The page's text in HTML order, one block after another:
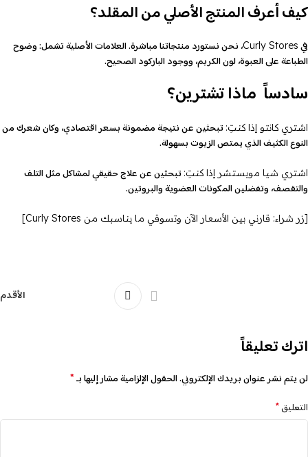
كيف أعرف المنتج الأصلي من المقلد؟
في Curly Stores، نحن نستورد منتجاتنا مباشرة. العلامات الأصلية تشمل: وضوح
الطباعة على العبوة، لون الكريم، ووجود الباركود الصحيح.
سادساً ماذا تشترين؟
اشتري كانتو إذا كنتِ: تبحثين عن نتيجة مضمونة بسعر اقتصادي، وكان شعرك من
النوع الكثيف الذي يمتص الزيوت بسهولة.
اشتري شيا مويستشر إذا كنتِ: تبحثين عن علاج حقيقي لمشاكل مثل التلف
والتقصف، وتفضلين المكونات العضوية والبروتين.
[زر شراء: قارني بين الأسعار الآن وتسوقي ما يناسبك من Curly Stores]
الأقدم
اترك تعليقاً
لن يتم نشر عنوان بريدك الإلكتروني.الحقول الإلزامية مشار إليها بـ*
التعليق*